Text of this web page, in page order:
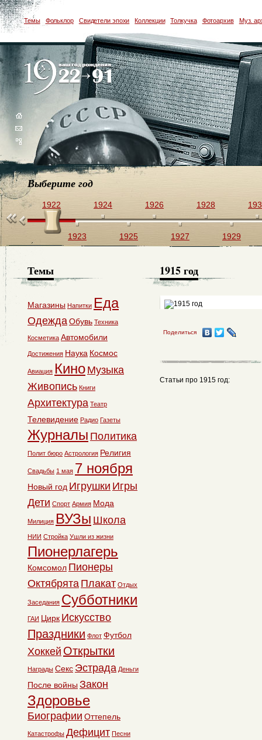
Темы Фольклор Свидетели эпохи Коллекции Толкучка Фотоархив Муз.
Выберите год
1922
1923
1924
1925
1926
1927
1928
1929
1915 год
Поделиться
Статьи про 1915 год:
Темы
Магазины Напитки Еда
ОдеждаОбувь Техника
Косметика Автомобили
Достижения Наука Космос
Авиация Кино Музыка
Живопись Книги
Архитектура Театр
Телевидение Радио Газеты
Журналы Политика
Полит бюро Астрология Религия
Свадьбы 1 мая 7 ноября
Новый год Игрушки Игры
Дети Спорт Армия Мода
Милиция ВУЗы Школа
НИИ Стройка Ушли из жизни
Пионерлагерь
Комсомол Пионеры
Октябрята Плакат Отдых
Заседания Субботники
ГАИ Цирк Искусство
Праздники Флот Футбол
Хоккей Открытки
Награды Секс Эстрада Деньги
После войны Закон
Здоровье
Биографии Оттепель
Катастрофы Дефицит Песни